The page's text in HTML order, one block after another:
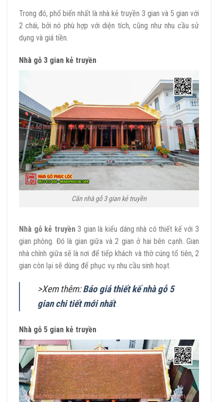
Trong đó, phổ biến nhất là nhà kẻ truyền 3 gian và 5 gian với
2 chái, bởi nó phù hợp với diện tích, cũng như nhu cầu sử
dụng và giá tiền.
Nhà gỗ 3 gian kẻ truyền
Căn nhà gỗ 3 gian kẻ truyền
Nhà gỗ kẻ truyền3 gian là kiểu dáng nhà có thiết kế với 3
gian phòng. Đó là gian giữa và 2 gian ở hai bên cạnh. Gian
nhà chính giữa sẽ là nơi để tiếp khách và thờ cúng tổ tiên, 2
gian còn lại sẽ dùng để phục vụ nhu cầu sinh hoạt.
>Xem thêm:Báo giá thiết kế nhà gỗ 5
gian chi tiết mới nhất
Nhà gỗ 5 gian kẻ truyền